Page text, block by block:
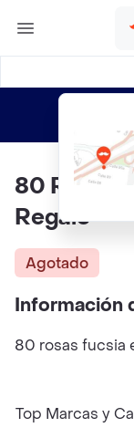
80 Rosas
Regalo
Agotado
Información
80 rosas fucsia
Top Marcas y